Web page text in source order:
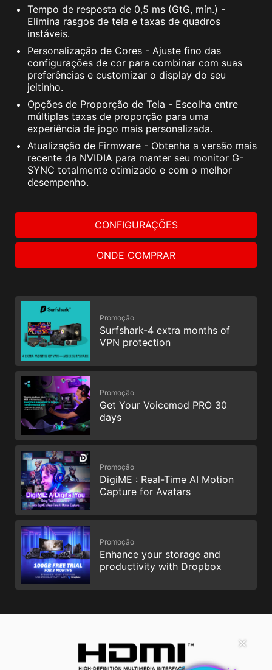
✕
Tempo de resposta de 0,5 ms (GtG, mín.) -
Elimina rasgos de tela e taxas de quadros
instáveis.
Personalização de Cores - Ajuste fino das
configurações de cor para combinar com suas
preferências e customizar o display do seu
jeitinho.
Opções de Proporção de Tela - Escolha entre
múltiplas taxas de proporção para uma
experiência de jogo mais personalizada.
Atualização de Firmware - Obtenha a versão mais
recente da NVIDIA para manter seu monitor G-
SYNC totalmente otimizado e com o melhor
desempenho.
CONFIGURAÇÕES
ONDE COMPRAR
Promoção
Surfshark-4 extra months of
VPN protection
Promoção
Get Your Voicemod PRO 30
days
Promoção
DigiME : Real-Time AI Motion
Capture for Avatars
Promoção
Enhance your storage and
productivity with Dropbox